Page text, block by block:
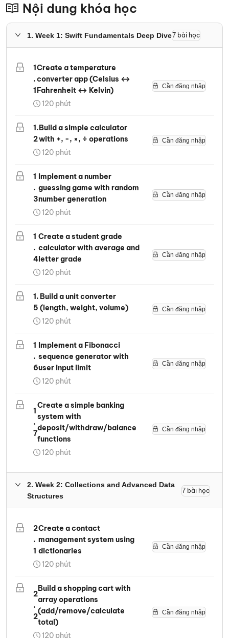
Nội dung khóa học
1. Week 1: Swift Fundamentals Deep Dive7 bài học
1
.
1
Create a temperature
converter app (Celsius ↔
Fahrenheit ↔ Kelvin)
120 phút
Cần đăng nhập
1.
2
Build a simple calculator
with +, -, ×, ÷ operations
120 phút
Cần đăng nhập
1
.
3
Implement a number
guessing game with random
number generation
120 phút
Cần đăng nhập
1
.
4
Create a student grade
calculator with average and
letter grade
120 phút
Cần đăng nhập
1.
5
Build a unit converter
(length, weight, volume)
120 phút
Cần đăng nhập
1
.
6
Implement a Fibonacci
sequence generator with
user input limit
120 phút
Cần đăng nhập
1
.
7
Create a simple banking
system with
deposit/withdraw/balance
functions
120 phút
Cần đăng nhập
2. Week 2: Collections and Advanced Data
Structures
7 bài học
2
.
1
Create a contact
management system using
dictionaries
120 phút
Cần đăng nhập
2
.
2
Build a shopping cart with
array operations
(add/remove/calculate
total)
120 phút
Cần đăng nhập